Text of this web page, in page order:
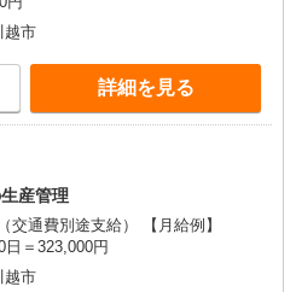
越市
詳細を見る
産管理
費別途支給） 【月給例】
日＝323,000円
越市